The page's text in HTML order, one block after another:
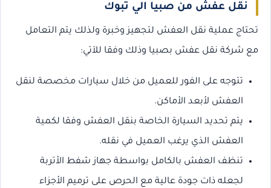
نقل عفش من صبيا الي تبوك
تحتاج عملية نقل العفش لتجهيز وخبرة ولذلك يتم التعامل
مع شركة نقل عفش بصبيا وذلك وفقا للآتي:
تتوجه على الفور للعميل من خلال سيارات مخصصة لنقل
العفش لأبعد الأماكن.
يتم تحديد السيارة الخاصة بنقل العفش وفقا لكمية
العفش الذي يرغب العميل في نقله.
تنظف العفش بالكامل بواسطة جهاز شفط الأتربة
لجعله ذات جودة عالية مع الحرص على ترميم الأجزاء